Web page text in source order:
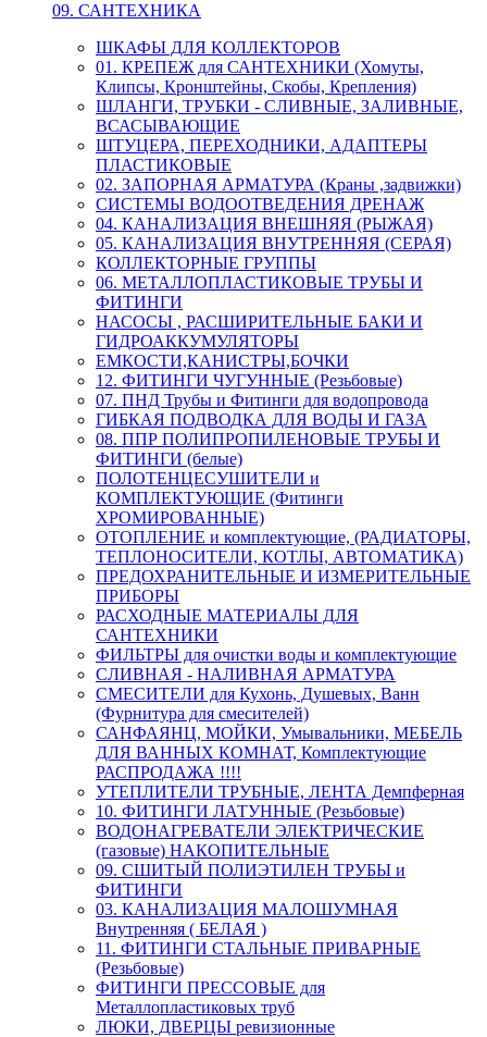
09. САНТЕХНИКА
ШКАФЫ ДЛЯ КОЛЛЕКТОРОВ
01. КРЕПЕЖ для САНТЕХНИКИ (Хомуты,
Клипсы, Кронштейны, Скобы, Крепления)
ШЛАНГИ, ТРУБКИ - СЛИВНЫЕ, ЗАЛИВНЫЕ,
ВСАСЫВАЮЩИЕ
ШТУЦЕРА, ПЕРЕХОДНИКИ, АДАПТЕРЫ
ПЛАСТИКОВЫЕ
02. ЗАПОРНАЯ АРМАТУРА (Краны ,задвижки)
СИСТЕМЫ ВОДООТВЕДЕНИЯ ДРЕНАЖ
04. КАНАЛИЗАЦИЯ ВНЕШНЯЯ (РЫЖАЯ)
05. КАНАЛИЗАЦИЯ ВНУТРЕННЯЯ (СЕРАЯ)
КОЛЛЕКТОРНЫЕ ГРУППЫ
06. МЕТАЛЛОПЛАСТИКОВЫЕ ТРУБЫ И
ФИТИНГИ
НАСОСЫ , РАСШИРИТЕЛЬНЫЕ БАКИ И
ГИДРОАККУМУЛЯТОРЫ
ЕМКОСТИ,КАНИСТРЫ,БОЧКИ
12. ФИТИНГИ ЧУГУННЫЕ (Резьбовые)
07. ПНД Трубы и Фитинги для водопровода
ГИБКАЯ ПОДВОДКА ДЛЯ ВОДЫ И ГАЗА
08. ППР ПОЛИПРОПИЛЕНОВЫЕ ТРУБЫ И
ФИТИНГИ (белые)
ПОЛОТЕНЦЕСУШИТЕЛИ и
КОМПЛЕКТУЮЩИЕ (Фитинги
ХРОМИРОВАННЫЕ)
ОТОПЛЕНИЕ и комплектующие, (РАДИАТОРЫ,
ТЕПЛОНОСИТЕЛИ, КОТЛЫ, АВТОМАТИКА)
ПРЕДОХРАНИТЕЛЬНЫЕ И ИЗМЕРИТЕЛЬНЫЕ
ПРИБОРЫ
РАСХОДНЫЕ МАТЕРИАЛЫ ДЛЯ
САНТЕХНИКИ
ФИЛЬТРЫ для очистки воды и комплектующие
СЛИВНАЯ - НАЛИВНАЯ АРМАТУРА
СМЕСИТЕЛИ для Кухонь, Душевых, Ванн
(Фурнитура для смесителей)
САНФАЯНЦ, МОЙКИ, Умывальники, МЕБЕЛЬ
ДЛЯ ВАННЫХ КОМНАТ, Комплектующие
РАСПРОДАЖА !!!!
УТЕПЛИТЕЛИ ТРУБНЫЕ, ЛЕНТА Демпферная
10. ФИТИНГИ ЛАТУННЫЕ (Резьбовые)
ВОДОНАГРЕВАТЕЛИ ЭЛЕКТРИЧЕСКИЕ
(газовые) НАКОПИТЕЛЬНЫЕ
09. СШИТЫЙ ПОЛИЭТИЛЕН ТРУБЫ и
ФИТИНГИ
03. КАНАЛИЗАЦИЯ МАЛОШУМНАЯ
Внутренняя ( БЕЛАЯ )
11. ФИТИНГИ СТАЛЬНЫЕ ПРИВАРНЫЕ
(Резьбовые)
ФИТИНГИ ПРЕССОВЫЕ для
Металлопластиковых труб
ЛЮКИ, ДВЕРЦЫ ревизионные